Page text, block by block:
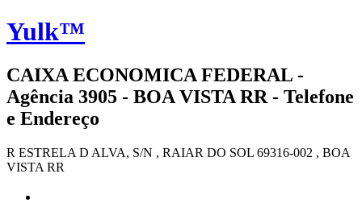
Yulk™
CAIXA ECONOMICA FEDERAL -
Agência 3905 - BOA VISTA RR - Telefone
e Endereço
R ESTRELA D ALVA, S/N , RAIAR DO SOL 69316-002 , BOA
VISTA RR